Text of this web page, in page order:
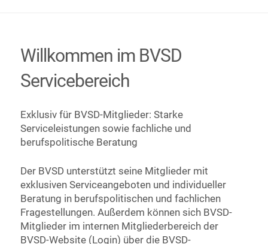
Willkommen im BVSD
Servicebereich
Exklusiv für BVSD-Mitglieder: Starke
Serviceleistungen sowie fachliche und
berufspolitische Beratung
Der BVSD unterstützt seine Mitglieder mit
exklusiven Serviceangeboten und individueller
Beratung in berufspolitischen und fachlichen
Fragestellungen. Außerdem können sich BVSD-
Mitglieder im internen Mitgliederbereich der
BVSD-Website (Login) über die BVSD-